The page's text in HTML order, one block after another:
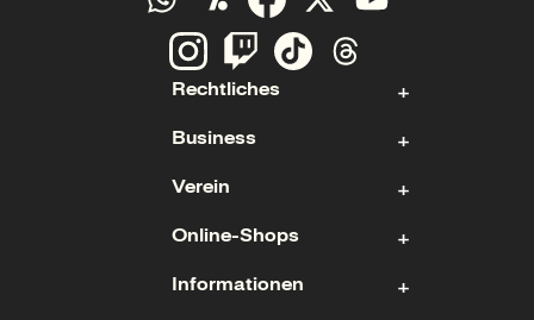
Rechtliches
Kontakt
Impressum
Datenschutz
Cookies
Business
Aktie
Sponsoring & Hospitality
Geschäftsführung
Verein
Fan- und Förderabteilung
Mitgliedschaft
Online-Shops
Ticketshop
Informationen